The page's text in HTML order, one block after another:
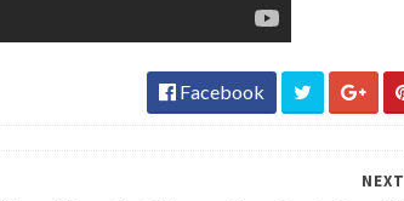
Facebook
NEXT